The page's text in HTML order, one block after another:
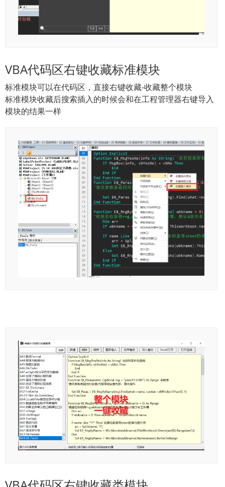
VBA代码区右键收藏标准模块
标准模块可以在代码区，直接右键收藏-收藏整个模块
标准模块收藏后搜索插入的时候会和在工程管理器右键导入
模块的结果一样